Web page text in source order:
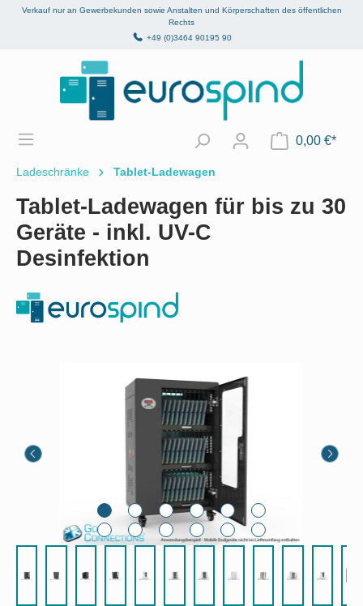
springen
Verkauf nur an Gewerbekunden sowie Anstalten und Körperschaften des öffentlichen
Rechts
+49 (0)3464 90195 90
0,00 €*
Ladeschränke Tablet-Ladewagen
Tablet-Ladewagen für bis zu 30
Geräte - inkl. UV-C
Desinfektion